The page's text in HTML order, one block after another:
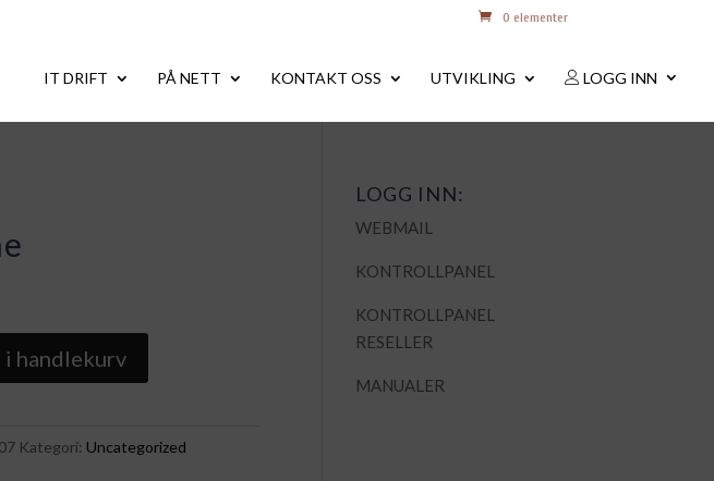
0 elementer
IT DRIFT PÅ NETT KONTAKT OSS UTVIKLING LOGG INN
i handlekurv
Kategori: Uncategorized
LOGG INN:
WEBMAIL
KONTROLLPANEL
KONTROLLPANEL
RESELLER
MANUALER